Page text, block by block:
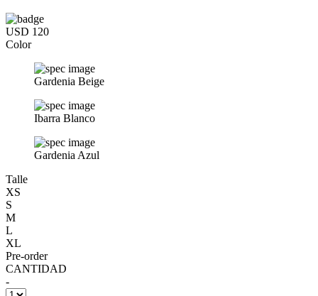
USD 120
Color
Gardenia Beige
Ibarra Blanco
Gardenia Azul
Talle
XS
S
M
L
XL
Pre-order
CANTIDAD
-